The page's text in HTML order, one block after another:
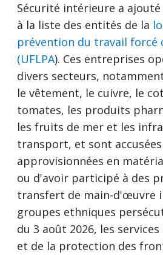
Sécurité intérieure a
à la liste des entités de la
prévention du travail forcé
(UFLPA). Ces entreprises
divers secteurs,
le vêtement, le cuivre, le
tomates, les produits
les fruits de mer et les
transport, et sont
approvisionnées en
ou d'avoir participé à des
transfert de main-d'œuvre
groupes ethniques
du 3 août 2026, les
et de la protection des